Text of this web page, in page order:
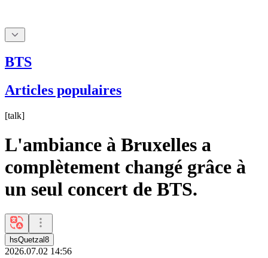
BTS
Articles populaires
[talk]
L'ambiance à Bruxelles a
complètement changé grâce à
un seul concert de BTS.
hsQuetzal8
2026.07.02 14:56